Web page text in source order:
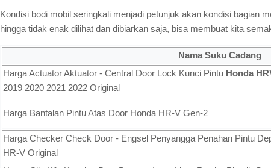
Kondisi bodi mobil seringkali menjadi petunjuk akan kondisi bagian
hingga tidak enak dilihat dan dibiarkan saja, bisa membuat kita
Nama Suku Cadang
Harga Actuator Aktuator - Central Door Lock Kunci Pintu Honda
2019 2020 2021 2022 Original
Harga Bantalan Pintu Atas Door Honda HR-V Gen-2
Harga Checker Check Door - Engsel Penyangga Penahan Pintu
HR-V Original